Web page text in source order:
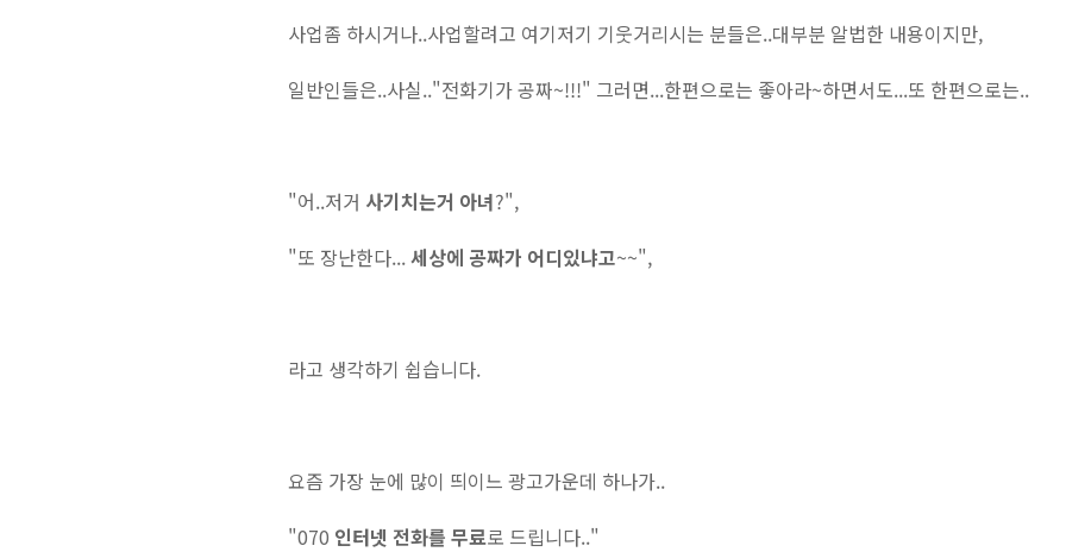
사업좀 하시거나..사업할려고 여기저기 기웃거리시는 분들은..대부분 알법한 내용이지만,
일반인들은..사실.."전화기가 공짜~!!!" 그러면...한편으로는 좋아라~하면서도...또 한편으로는..
"어..저거 사기치는거 아녀?",
"또 장난한다...세상에 공짜가 어디있냐고~~",
라고 생각하기 쉽습니다.
요즘 가장 눈에 많이 띄이느 광고가운데 하나가..
"070 인터넷 전화를 무료로 드립니다.."